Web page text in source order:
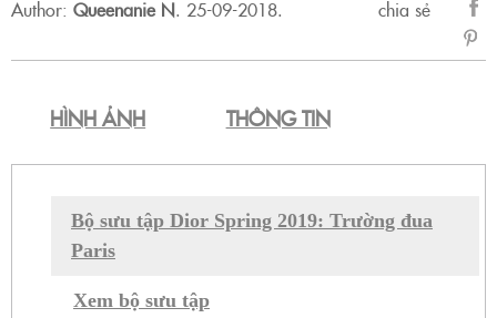
Author: Queenanie N. 25-09-2018.
chia sẻ
sẻ
HÌNH ẢNH THÔNG TIN
Bộ sưu tập Dior Spring 2019: Trường đua
Paris
Xem bộ sưu tập